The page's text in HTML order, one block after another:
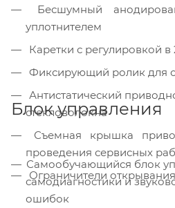
уплотнителем
Каретки с регулировкой в
Фиксирующий ролик для
стекловолокна
проведения сервисных
Ограничители открывания
Блок управления
Самообучающийся блок
самодиагностики и
ошибок